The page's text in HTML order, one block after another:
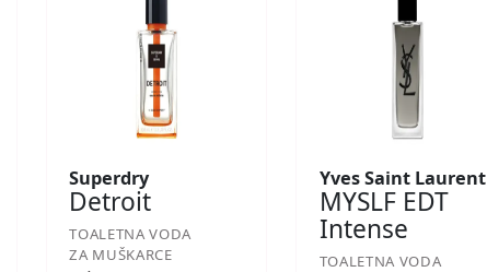
Superdry
Detroit
TOALETNA VODA
ZA MUŠKARCE
Yves Saint Laurent
MYSLF EDT
Intense
TOALETNA VODA